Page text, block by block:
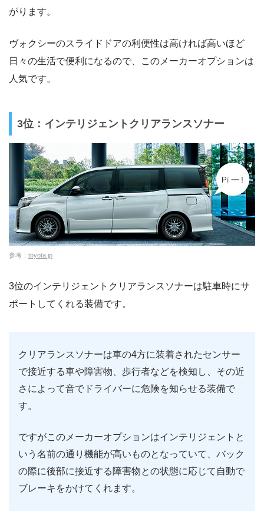
がります。
ヴォクシーのスライドドアの利便性は高ければ高いほど
日々の生活で便利になるので、このメーカーオプションは
人気です。
3位：インテリジェントクリアランスソナー
参考： toyota.jp
3位のインテリジェントクリアランスソナーは駐車時にサ
ポートしてくれる装備です。
クリアランスソナーは車の4方に装着されたセンサー
で接近する車や障害物、歩行者などを検知し、その近
さによって音でドライバーに危険を知らせる装備で
す。
ですがこのメーカーオプションはインテリジェントと
いう名前の通り機能が高いものとなっていて、バック
の際に後部に接近する障害物との状態に応じて自動で
ブレーキをかけてくれます。